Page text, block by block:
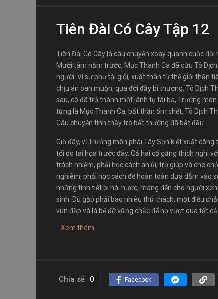
Tiên Đài Có Cây Tập 12
Tiên Đài Có Cây là câu chuyện xoay quanh cuộc
Mười tám năm trước, Mục Thanh Ca đã cứu Tô
người. Vị sư phụ tài giỏi, xuất thân từ thế giới thần
chịu án oan muộn, qua đời đầy bi thương. Tô Dịch
sau, cô đã trở thành một lãnh tụ tài ba, Trưởng
từng là Mục Thanh Ca, bất thần ốm chết, Tô Dịch
Câu chuyện tình thầy trò bất thường đã bắt đầu.
Giờ đây, vị Trưởng môn phái Tây Sơn kiệt xuất
tối do tai họa trước đây. Cả hai cố gắng thích nghi
trách nhiệm, phải học cách an ủi, trợ giúp và che
nghiêm, phải học cách để hoàn toàn dựa dẫm vào
những tình tiết bi hài hước, mang đến cho người
sinh. Dù gặp phải bao nhiêu thử thách, một điều
vun đắp và là bệ đỡ vững chắc để họ vượt qua tất cả.
Xem thêm
Chia sẻ 0 Facebook